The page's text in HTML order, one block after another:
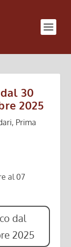
30
2025
, Prima
al 07
dal
2025